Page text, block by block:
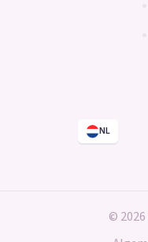
NL
©